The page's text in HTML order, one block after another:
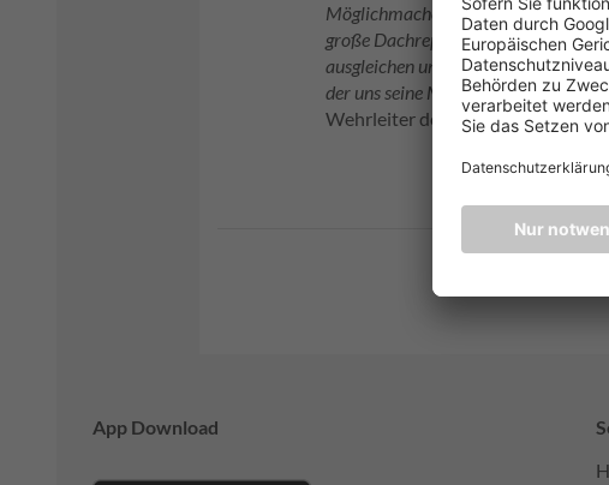
Möglichmacher-Summe in Höhe
große Dachreparatur an dem
ausgleichen und müssen dadurch
der uns seine Möglichmacher-
Wehrleiter der Freiwilligen
App Download